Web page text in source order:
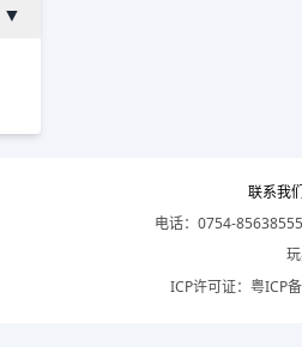
▼
联系我
电话：0754-
ICP许可证： 粤ICP